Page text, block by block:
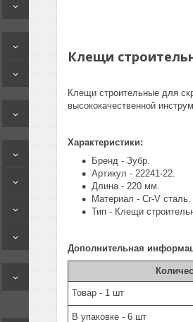
Клещи
Клещи строительные для
высококачественной
Характеристики:
Бренд - Зубр.
Артикул - 22241-22.
Длина - 220 мм.
Материал - Cr-V сталь.
Тип - Клещи
Дополнительная
Товар - 1 шт
В упаковке - 6 шт